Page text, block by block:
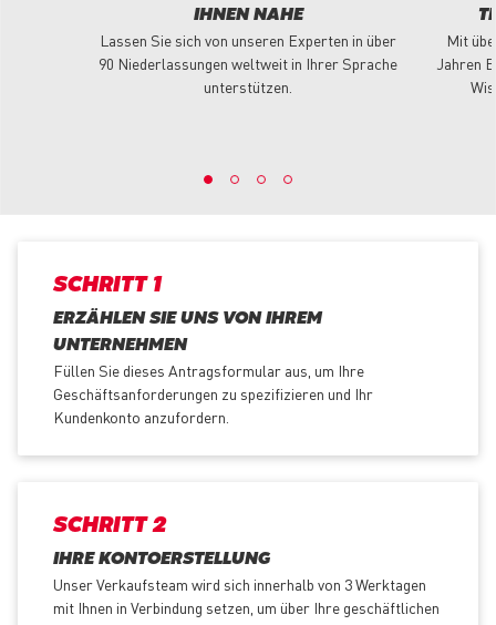
IHNEN NAHE
Lassen Sie sich von unseren Experten in über
90 Niederlassungen weltweit in Ihrer Sprache
unterstützen.
Mit
Jahren
SCHRITT 1
ERZÄHLEN SIE UNS VON IHREM
UNTERNEHMEN
Füllen Sie dieses Antragsformular aus, um Ihre
Geschäftsanforderungen zu spezifizieren und Ihr
Kundenkonto anzufordern.
SCHRITT 2
IHRE KONTOERSTELLUNG
Unser Verkaufsteam wird sich innerhalb von 3 Werktagen
mit Ihnen in Verbindung setzen, um über Ihre geschäftlichen